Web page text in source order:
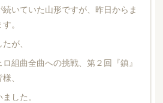
いていた山形ですが、昨日からま
。
が、
組曲全曲への挑戦、第２回『鎮』
、
した。